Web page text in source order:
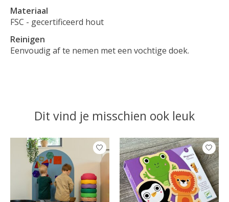
Materiaal
FSC - gecertificeerd hout
Reinigen
Eenvoudig af te nemen met een vochtige doek.
Dit vind je misschien ook leuk
Items van productcarrousel